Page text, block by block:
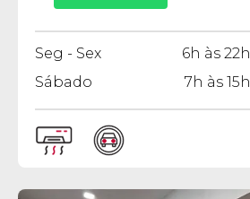
Seg - Sex
6h às 22h
Sábado
7h às 15h